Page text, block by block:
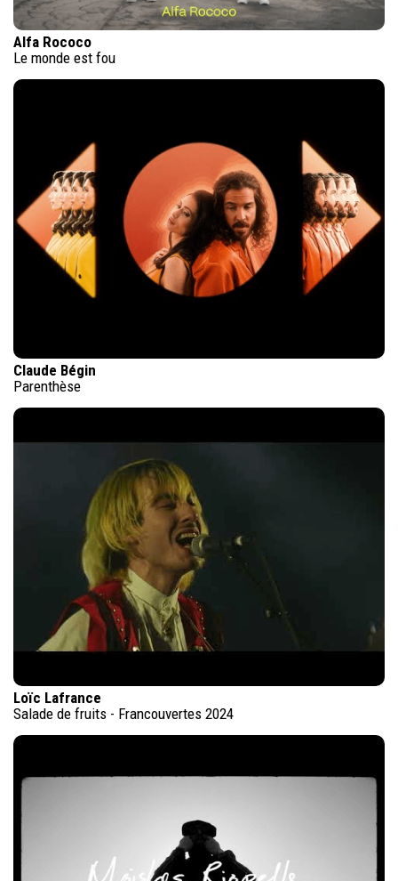
Alfa Rococo
Le monde est fou
Claude Bégin
Parenthèse
Loïc Lafrance
Salade de fruits - Francouvertes 2024